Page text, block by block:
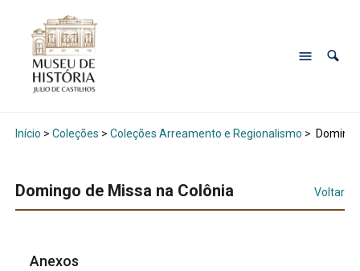
Início > Coleções > Coleções Arreamento e Regionalismo >
Domingo de Missa na Colônia Voltar
Anexos